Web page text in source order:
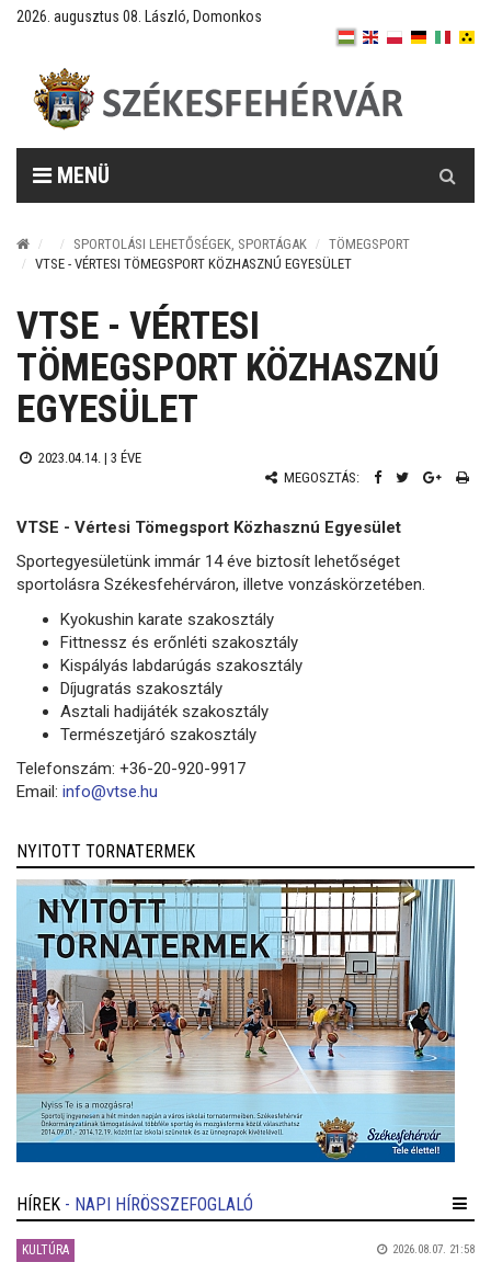
2026. augusztus 08. László, Domonkos
MENÜ
SPORTOLÁSI LEHETŐSÉGEK, SPORTÁGAK
TÖMEGSPORT
VTSE - VÉRTESI TÖMEGSPORT KÖZHASZNÚ EGYESÜLET
VTSE - VÉRTESI
TÖMEGSPORT KÖZHASZNÚ
EGYESÜLET
2023.04.14. | 3 ÉVE
MEGOSZTÁS:
VTSE - Vértesi Tömegsport Közhasznú Egyesület
Sportegyesületünk immár 14 éve biztosít lehetőséget
sportolásra Székesfehérváron, illetve vonzáskörzetében.
Kyokushin karate szakosztály
Fittnessz és erőnléti szakosztály
Kispályás labdarúgás szakosztály
Díjugratás szakosztály
Asztali hadijáték szakosztály
Természetjáró szakosztály
Telefonszám: +36-20-920-9917
Email: info@vtse.hu
NYITOTT TORNATERMEK
HÍREK - NAPI HÍRÖSSZEFOGLALÓ
KULTÚRA 2026.08.07. 21:58